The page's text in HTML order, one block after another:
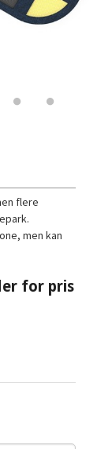
flere
men kan
for pris